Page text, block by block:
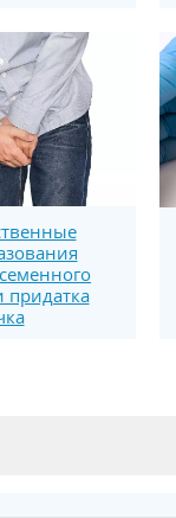
придатка